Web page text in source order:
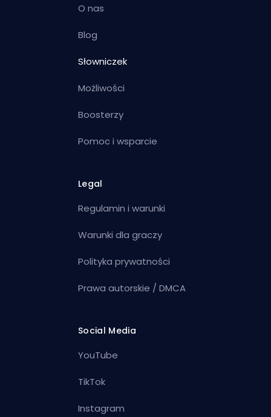
O nas
Blog
Słowniczek
Możliwości
Boosterzy
Pomoc i wsparcie
Legal
Regulamin i warunki
Warunki dla graczy
Polityka prywatności
Prawa autorskie / DMCA
Social Media
YouTube
TikTok
Instagram